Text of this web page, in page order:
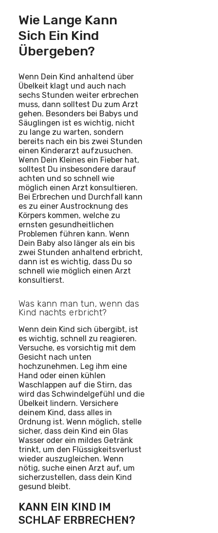
Wie Lange Kann
Sich Ein Kind
Übergeben?
Wenn Dein Kind anhaltend über
Übelkeit klagt und auch nach
sechs Stunden weiter erbrechen
muss, dann solltest Du zum Arzt
gehen. Besonders bei Babys und
Säuglingen ist es wichtig, nicht
zu lange zu warten, sondern
bereits nach ein bis zwei Stunden
einen Kinderarzt aufzusuchen.
Wenn Dein Kleines ein Fieber hat,
solltest Du insbesondere darauf
achten und so schnell wie
möglich einen Arzt konsultieren.
Bei Erbrechen und Durchfall kann
es zu einer Austrocknung des
Körpers kommen, welche zu
ernsten gesundheitlichen
Problemen führen kann. Wenn
Dein Baby also länger als ein bis
zwei Stunden anhaltend erbricht,
dann ist es wichtig, dass Du so
schnell wie möglich einen Arzt
konsultierst.
Was kann man tun, wenn das
Kind nachts erbricht?
Wenn dein Kind sich übergibt, ist
es wichtig, schnell zu reagieren.
Versuche, es vorsichtig mit dem
Gesicht nach unten
hochzunehmen. Leg ihm eine
Hand oder einen kühlen
Waschlappen auf die Stirn, das
wird das Schwindelgefühl und die
Übelkeit lindern. Versichere
deinem Kind, dass alles in
Ordnung ist. Wenn möglich, stelle
sicher, dass dein Kind ein Glas
Wasser oder ein mildes Getränk
trinkt, um den Flüssigkeitsverlust
wieder auszugleichen. Wenn
nötig, suche einen Arzt auf, um
sicherzustellen, dass dein Kind
gesund bleibt.
KANN EIN KIND IM
SCHLAF ERBRECHEN?